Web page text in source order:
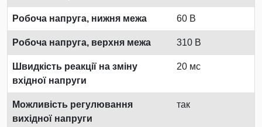
Робоча напруга, нижня межа 60 В
Робоча напруга, верхня межа 310 В
Швидкість реакції на зміну
вхідної напруги
20 мс
Можливість регулювання
вихідної напруги
так